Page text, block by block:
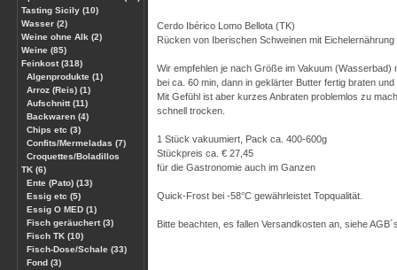
Tasting Sicily (10)
Wasser (2)
Weine ohne Alk (2)
Weine (85)
Feinkost (318)
Algenprodukte (1)
Arroz (Reis) (1)
Aufschnitt (11)
Backwaren (4)
Chips etc (3)
Confits/Mermeladas (7)
Croquettes/Boladillos
TK (6)
Ente (Pato) (13)
Essig etc (5)
Essig O MED (1)
Fisch geräuchert (3)
Fisch TK (10)
Fisch-Dose/Schale (33)
Fond (3)
Cerdo Ibérico Lomo Bellota (TK)
Rücken von Iberischen Schweinen mit Eichelernährung
Wir empfehlen je nach Größe im Vakuum (Wasserbad)
bei ca. 60 min, dann in geklärter Butter fertig braten und
Mit Gefühl ist aber kurzes Anbraten problemlos zu
schnell trocken.
1 Stück vakuumiert, Pack ca. 400-600g
Stückpreis ca. € 27,45
für die Gastronomie auch im Ganzen
Quick-Frost bei -58°C gewährleistet Topqualität.
Bitte beachten, es fallen Versandkosten an, siehe